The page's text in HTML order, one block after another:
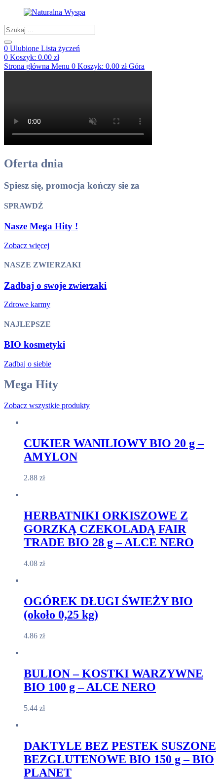
Products
search
0 Ulubione Lista życzeń
0 Koszyk: 0.00 zł
Strona główna Menu 0 Koszyk: 0.00 zł Góra
Oferta dnia
Spiesz się, promocja kończy sie za
SPRAWDŹ
Nasze Mega Hity !
Zobacz więcej
NASZE ZWIERZAKI
Zadbaj o swoje zwierzaki
Zdrowe karmy
NAJLEPSZE
BIO kosmetyki
Zadbaj o siebie
Mega Hity
Zobacz wszystkie produkty
CUKIER WANILIOWY BIO 20 g –
AMYLON
2.88 zł
HERBATNIKI ORKISZOWE Z
GORZKĄ CZEKOLADĄ FAIR
TRADE BIO 28 g – ALCE NERO
4.08 zł
OGÓREK DŁUGI ŚWIEŻY BIO
(około 0,25 kg)
4.86 zł
BULION – KOSTKI WARZYWNE
BIO 100 g – ALCE NERO
5.44 zł
DAKTYLE BEZ PESTEK SUSZONE
BEZGLUTENOWE BIO 150 g – BIO
PLANET